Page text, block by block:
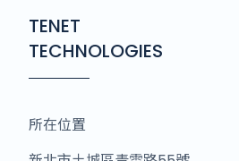
TENET
TECHNOLOGIES
所在位置